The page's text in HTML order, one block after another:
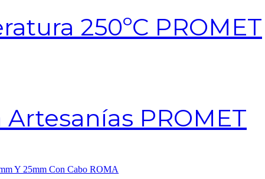
250ºC PROMET
PROMET